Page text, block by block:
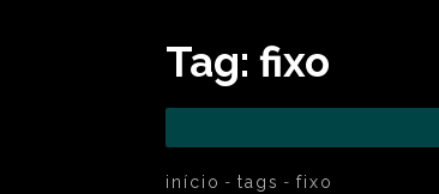
Tag: fixo
início tags fixo